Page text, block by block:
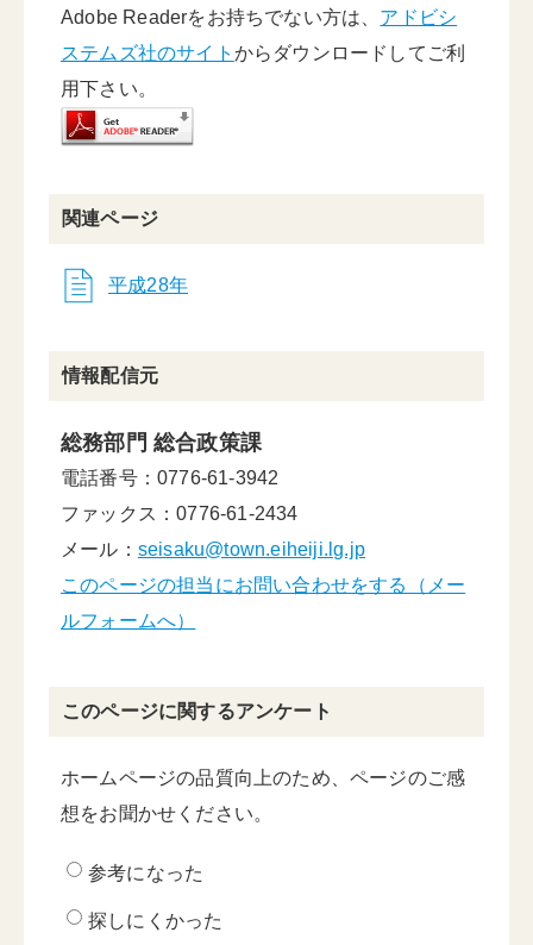
Adobe Readerをお持ちでない方は、 アドビシ
ステムズ社のサイト からダウンロードしてご利
用下さい。
関連ページ
平成28年
情報配信元
総務部門 総合政策課
電話番号：0776-61-3942
ファックス：0776-61-2434
メール： seisaku@town.eiheiji.lg.jp
このページの担当にお問い合わせをする（メー
ルフォームへ）
このページに関するアンケート
ホームページの品質向上のため、ページのご感
想をお聞かせください。
参考になった
探しにくかった